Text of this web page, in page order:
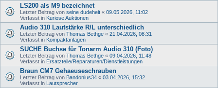
LS200 als M9 bezeichnet
Letzter Beitrag von seine dudeheit « 09.05.2026, 11:02
Verfasst in Kuriose Auktionen
Audio 310 Lautstärke R/L unterschiedlich
Letzter Beitrag von Thomas Bethge « 21.04.2026, 08:31
Verfasst in Kompaktanlagen
SUCHE Buchse für Tonarm Audio 310 (Foto)
Letzter Beitrag von Thomas Bethge « 09.04.2026, 11:48
Verfasst in Ersatzteile/Reparaturen/Dienstleistungen
Braun CM7 Gehaeuseschrauben
Letzter Beitrag von Bandonius34 « 03.04.2026, 15:32
Verfasst in Lautsprecher